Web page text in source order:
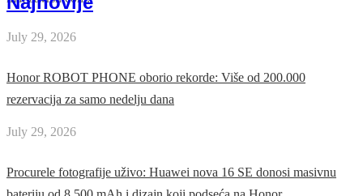
July 29, 2026
Honor ROBOT PHONE oborio rekorde: Više od 200.000
rezervacija za samo nedelju dana
July 29, 2026
Procurele fotografije uživo: Huawei nova 16 SE donosi masivnu